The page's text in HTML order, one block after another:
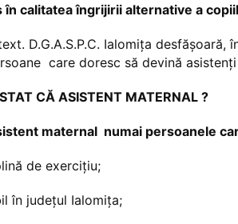
în calitatea îngrijirii alternative a
Ialomița desfășoară,
care doresc să devină
CĂ ASISTENT MATERNAL ?
maternal numai persoanele
de exerciţiu;
în județul Ialomița;